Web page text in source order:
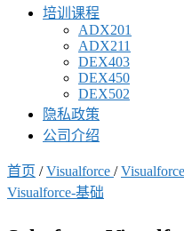
培训课程
ADX201
ADX211
DEX403
DEX450
DEX502
隐私政策
公司介绍
首页 / Visualforce /
Visualforce-基础